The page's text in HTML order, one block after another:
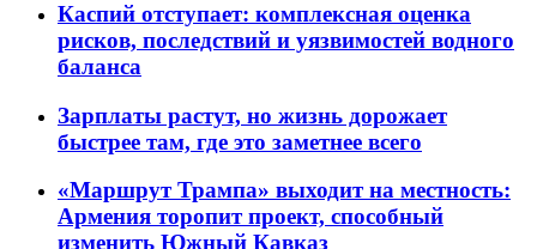
Каспий отступает: комплексная оценка
рисков, последствий и уязвимостей водного
баланса
Зарплаты растут, но жизнь дорожает
быстрее там, где это заметнее всего
«Маршрут Трампа» выходит на местность:
Армения торопит проект, способный
изменить Южный Кавказ